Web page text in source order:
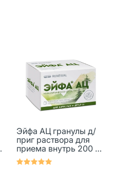
Эйфа АЦ гранулы д/
приг раствора для
приема внутрь 200 мг
пак 20 шт